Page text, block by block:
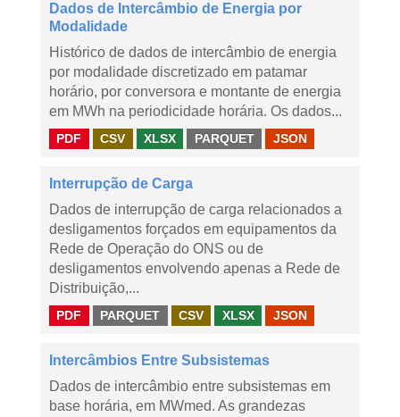
Dados de Intercâmbio de Energia por
Modalidade
Histórico de dados de intercâmbio de energia
por modalidade discretizado em patamar
horário, por conversora e montante de energia
em MWh na periodicidade horária. Os dados...
PDF CSV XLSX PARQUET JSON
Interrupção de Carga
Dados de interrupção de carga relacionados a
desligamentos forçados em equipamentos da
Rede de Operação do ONS ou de
desligamentos envolvendo apenas a Rede de
Distribuição,...
PDF PARQUET CSV XLSX JSON
Intercâmbios Entre Subsistemas
Dados de intercâmbio entre subsistemas em
base horária, em MWmed. As grandezas